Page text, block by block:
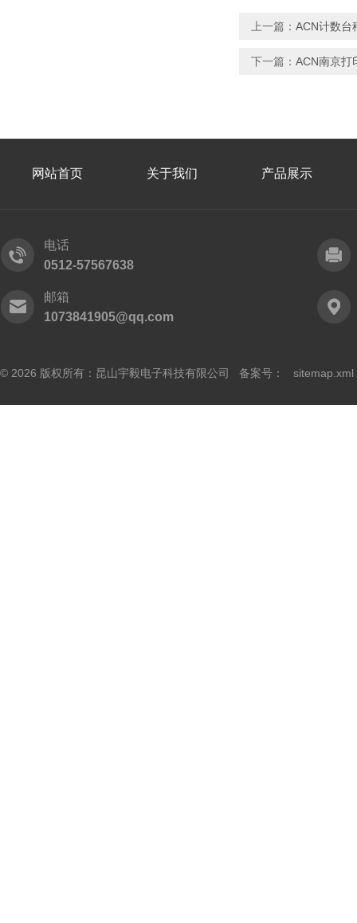
上一篇： ACN计数台
下一篇： ACN南京打
网站首页 关于我们 产品展示
电话
0512-57567638
邮箱
1073841905@qq.com
© 2026 版权所有：昆山宇毅电子科技有限公司 备案号： sitemap.xml